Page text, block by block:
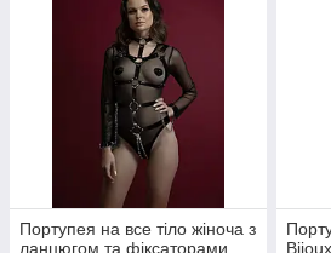
Портупея на все тіло жіноча з
ланцюгом та фіксаторами